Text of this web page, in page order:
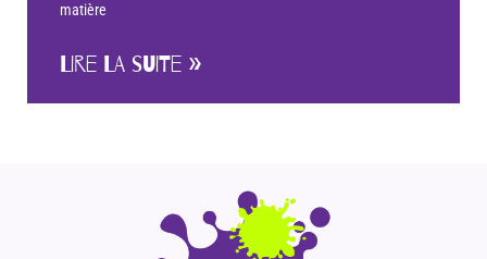
matière
LIRE LA SUITE »